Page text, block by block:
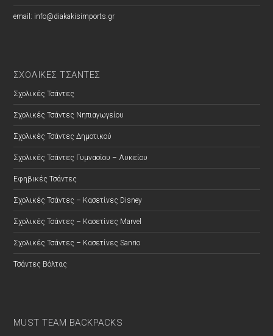
email: info@diakakisimports.gr
ΣΧΟΛΙΚΕΣ ΤΣΑΝΤΕΣ
Σχολικές Τσάντες
Σχολικές Τσάντες Νηπιαγωγείου
Σχολικές Τσάντες Δημοτικού
Σχολικές Τσάντες Γυμνασίου – Λυκείου
Εφηβικές Τσάντες
Σχολικές Τσάντες – Κασετίνες Disney
Σχολικές Τσάντες – Κασετίνες Marvel
Σχολικές Τσάντες – Κασετίνες Sanrio
Τσάντες Βόλτας
MUST TEAM BACKPACKS